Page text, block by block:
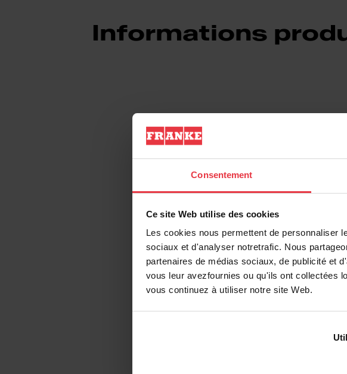
Consentement
Ce site Web utilise des cookies
Les cookies nous permettent de personnaliser
sociaux et d'analyser notretrafic. Nous
partenaires de médias sociaux, de publicité et
vous leur avezfournies ou qu'ils ont collectées
vous continuez à utiliser notre site Web.
Informations
Information produit
Type de matériau Acier